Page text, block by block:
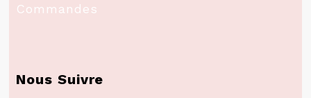
Commandes
Nous Suivre